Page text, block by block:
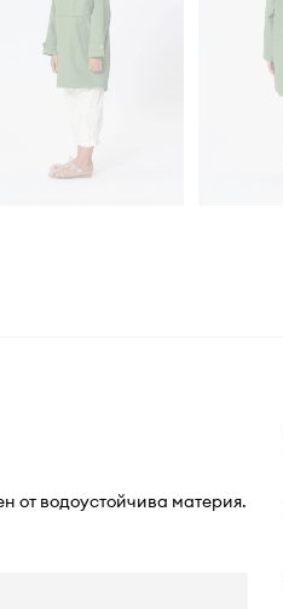
от водоустойчива материя.